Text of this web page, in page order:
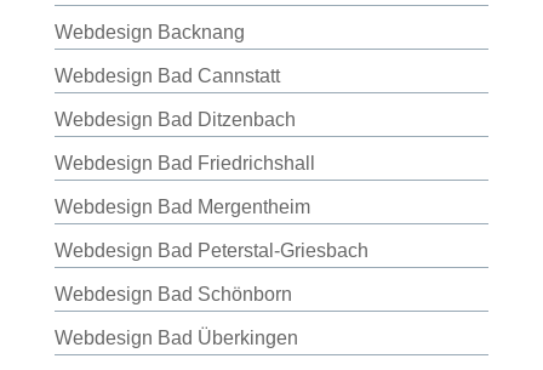
Webdesign Backnang
Webdesign Bad Cannstatt
Webdesign Bad Ditzenbach
Webdesign Bad Friedrichshall
Webdesign Bad Mergentheim
Webdesign Bad Peterstal-Griesbach
Webdesign Bad Schönborn
Webdesign Bad Überkingen